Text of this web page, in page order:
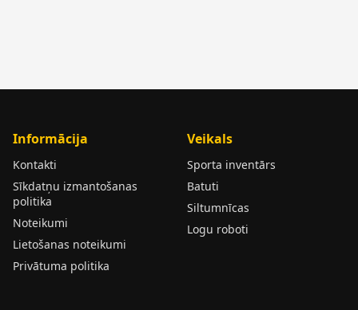
Informācija
Kontakti
Sīkdatņu izmantošanas
politika
Noteikumi
Lietošanas noteikumi
Privātuma politika
Veikals
Sporta inventārs
Batuti
Siltumnīcas
Logu roboti